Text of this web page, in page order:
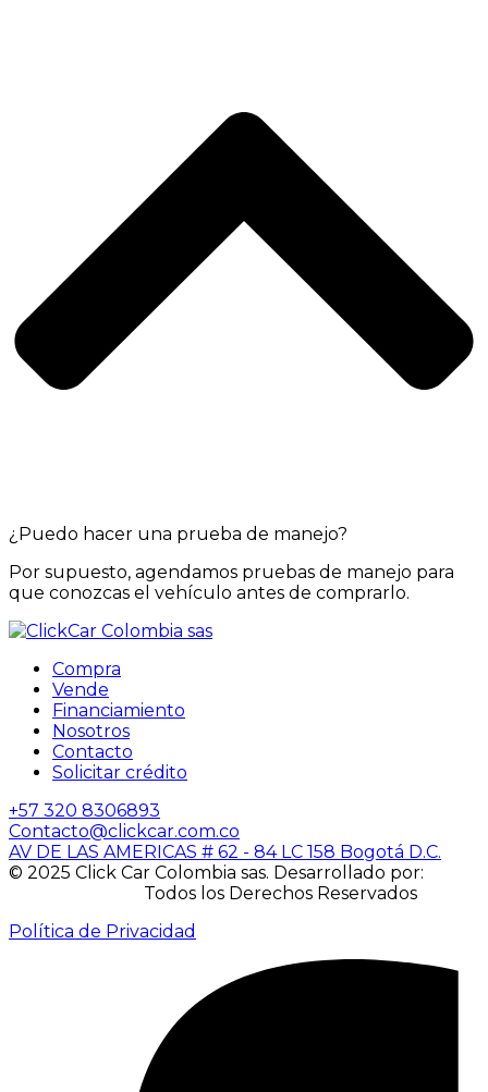
¿Puedo hacer una prueba de manejo?
Por supuesto, agendamos pruebas de manejo para
que conozcas el vehículo antes de comprarlo.
Compra
Vende
Financiamiento
Nosotros
Contacto
Solicitar crédito
+57 320 8306893
Contacto@clickcar.com.co
AV DE LAS AMERICAS # 62 - 84 LC 158 Bogotá D.C.
© 2025 Click Car Colombia sas. Desarrollado por:
Todos los Derechos Reservados
Política de Privacidad